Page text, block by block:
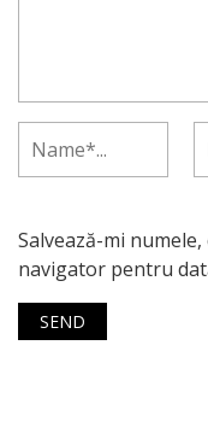
Salvează-mi
navigator pentru